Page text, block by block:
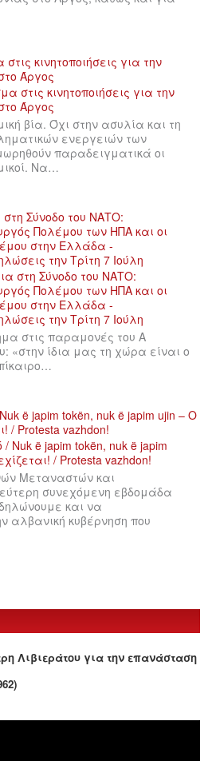
κινητοποιήσεις για την
Άργος
βία. Όχι στην ασυλία και τη
ενεργειών των
παραδειγματικά οι
Να…
Σύνοδο του ΝΑΤΟ:
Πολέμου των ΗΠΑ και οι
στην Ελλάδα -
την Τρίτη 7 Ιούλη
στις παραμονές του Α
«στην ίδια μας τη χώρα είναι ο
ë japim tokën, nuk ë japim ujin – Ο
/ Protesta vazhdon!
Μεταναστών και
συνεχόμενη εβδομάδα
και να
αλβανική κυβέρνηση που
Λιβιεράτου για την επανάσταση